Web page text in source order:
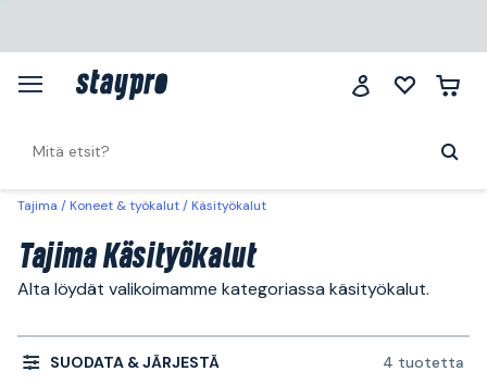
Tajima Koneet & työkalut Käsityökalut
Tajima Käsityökalut
Alta löydät valikoimamme kategoriassa käsityökalut.
SUODATA & JÄRJESTÄ 4 tuotetta